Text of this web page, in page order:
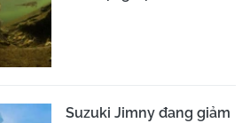
Suzuki Jimny đang giảm